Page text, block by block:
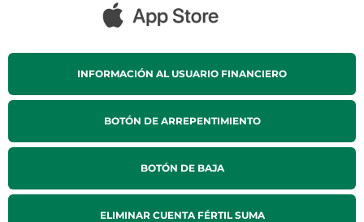
INFORMACIÓN AL USUARIO FINANCIERO
BOTÓN DE ARREPENTIMIENTO
BOTÓN DE BAJA
ELIMINAR CUENTA FÉRTIL SUMA